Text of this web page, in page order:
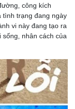
công kích
trạng đang ngày
vi này đang tạo ra
sống, nhân cách của